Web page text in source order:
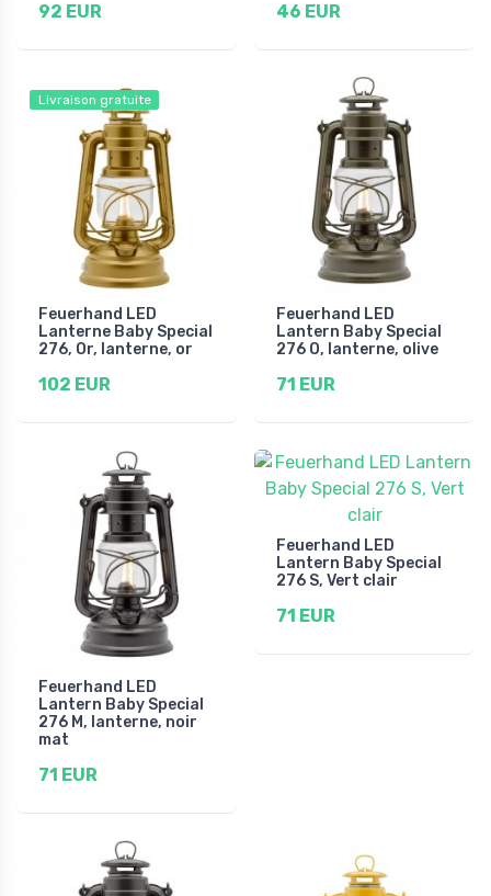
92 EUR 46 EUR
Livraison gratuite
Feuerhand LED
Lanterne Baby Special
276, Or, lanterne, or
102 EUR
Feuerhand LED
Lantern Baby Special
276 O, lanterne, olive
71 EUR
Feuerhand LED
Lantern Baby Special
276 M, lanterne, noir
mat
71 EUR
Feuerhand LED
Lantern Baby Special
276 S, Vert clair
71 EUR